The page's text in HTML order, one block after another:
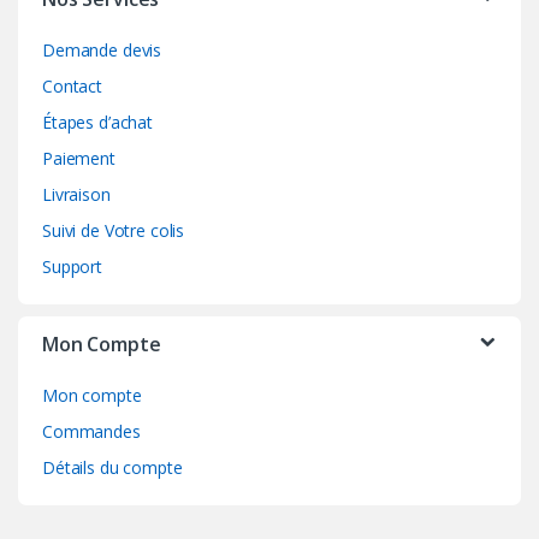
Demande devis
Contact
Étapes d’achat
Paiement
Livraison
Suivi de Votre colis
Support
Mon Compte
Mon compte
Commandes
Détails du compte